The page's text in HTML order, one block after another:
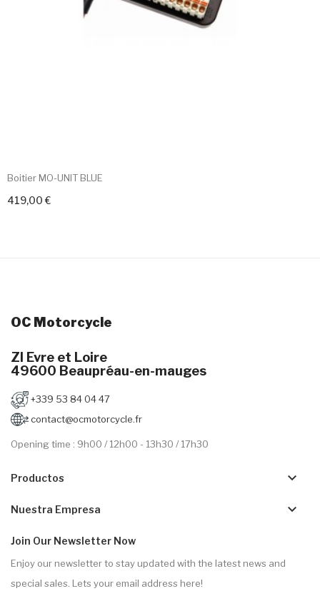
Boitier MO-UNIT BLUE
419,00 €
+ Add To Cart
OC Motorcycle
ZI Evre et Loire
49600 Beaupréau-en-mauges
+339 53 84 04 47
contact@ocmotorcycle.fr
Opening time : 9h00 / 12h00 - 13h30 / 17h30
Productos keyboard_arrow_down
Nuestra Empresa keyboard_arrow_down
Join Our Newsletter Now
Enjoy our newsletter to stay updated with the latest news and
special sales. Lets your email address here!